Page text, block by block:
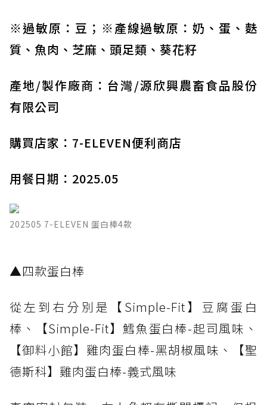
※過敏原：豆；※產線過敏原：奶、蛋、麩
質、魚肉、芝麻、頭足類、葵花籽
產地/製作廠商：台灣/源欣興農畜食品股份
有限公司
購買店家：7-ELEVEN便利商店
用餐日期：2025.05
202505 7-ELEVEN 蛋白棒4款
▲四款蛋白棒
從左到右分別是【Simple-Fit】豆腐蛋白
棒、【Simple-Fit】鱈魚蛋白棒-起司風味、
【御料小館】雞肉蛋白棒-黑胡椒風味、【聖
德斯科】雞肉蛋白棒-義式風味